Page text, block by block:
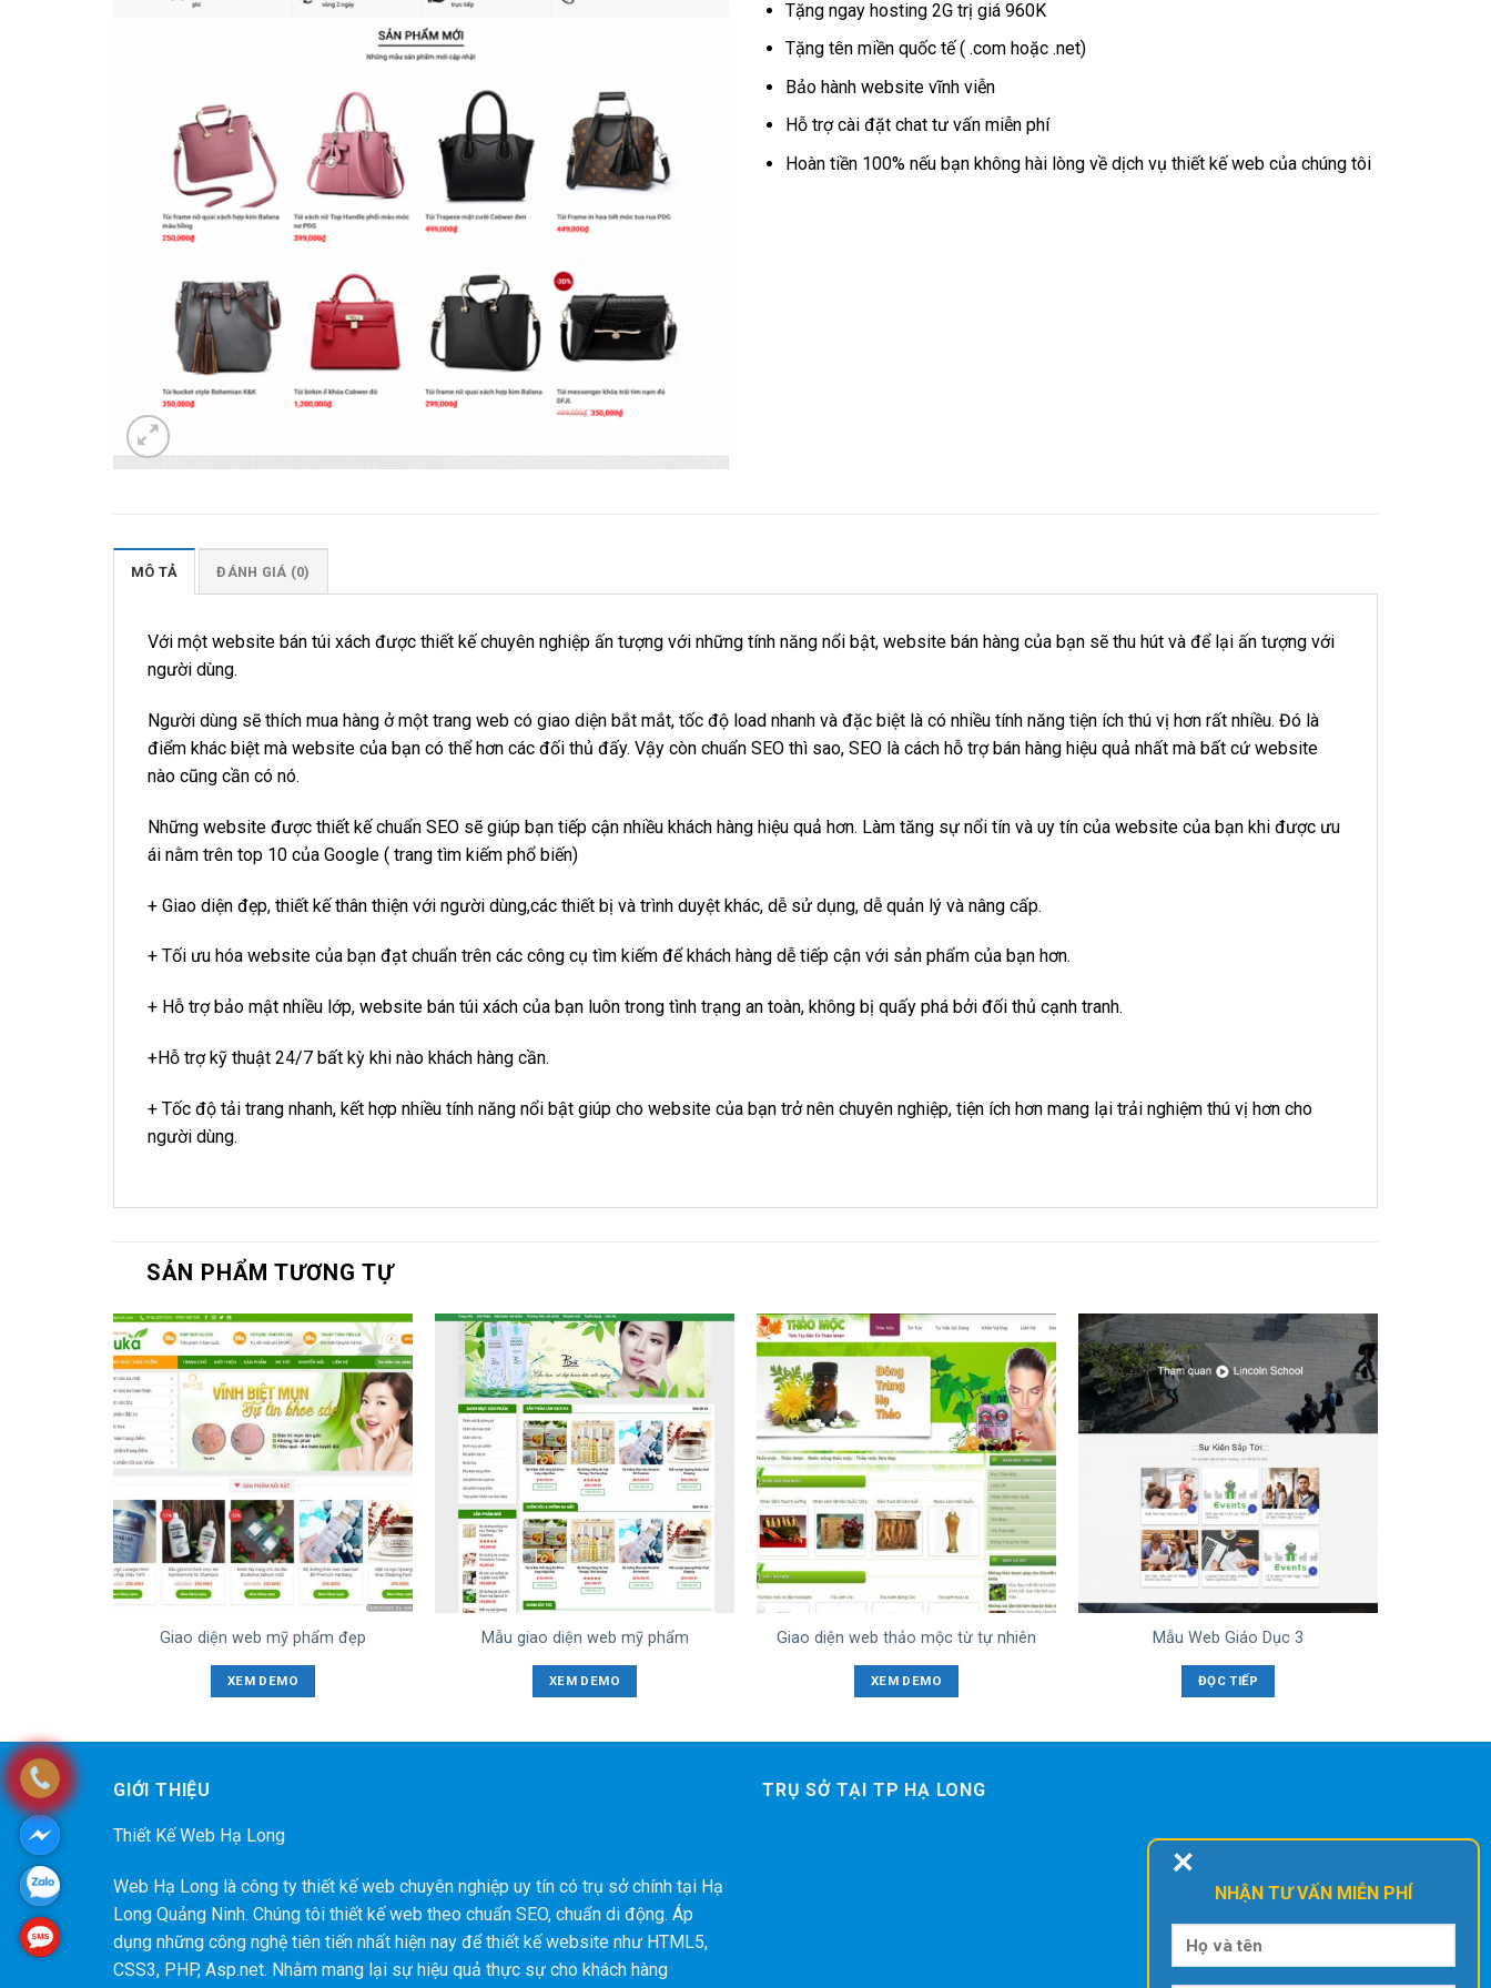
Tặng ngay hosting 2G trị giá 960K
Tặng tên miền quốc tế ( .com hoặc .net)
Bảo hành website vĩnh viễn
Hỗ trợ cài đặt chat tư vấn miễn phí
Hoàn tiền 100% nếu bạn không hài lòng về dịch vụ thiết kế web của chúng tôi
MÔ TẢ ĐÁNH GIÁ (0)
Với một website bán túi xách được thiết kế chuyên nghiệp ấn tượng với những tính năng nổi bật, website bán hàng của bạn sẽ thu hút và để lại ấn tượng với
người dùng.
Người dùng sẽ thích mua hàng ở một trang web có giao diện bắt mắt, tốc độ load nhanh và đặc biệt là có nhiều tính năng tiện ích thú vị hơn rất nhiều. Đó là
điểm khác biệt mà website của bạn có thể hơn các đối thủ đấy. Vậy còn chuẩn SEO thì sao, SEO là cách hỗ trợ bán hàng hiệu quả nhất mà bất cứ website
nào cũng cần có nó.
Những website được thiết kế chuẩn SEO sẽ giúp bạn tiếp cận nhiều khách hàng hiệu quả hơn. Làm tăng sự nổi tín và uy tín của website của bạn khi được ưu
ái nằm trên top 10 của Google ( trang tìm kiếm phổ biến)
+ Giao diện đẹp, thiết kế thân thiện với người dùng,các thiết bị và trình duyệt khác, dễ sử dụng, dễ quản lý và nâng cấp.
+ Tối ưu hóa website của bạn đạt chuẩn trên các công cụ tìm kiếm để khách hàng dễ tiếp cận với sản phẩm của bạn hơn.
+ Hỗ trợ bảo mật nhiều lớp, website bán túi xách của bạn luôn trong tình trạng an toàn, không bị quấy phá bởi đối thủ cạnh tranh.
+Hỗ trợ kỹ thuật 24/7 bất kỳ khi nào khách hàng cần.
+ Tốc độ tải trang nhanh, kết hợp nhiều tính năng nổi bật giúp cho website của bạn trở nên chuyên nghiệp, tiện ích hơn mang lại trải nghiệm thú vị hơn cho
người dùng.
SẢN PHẨM TƯƠNG TỰ
Giao diện web mỹ phẩm đẹp
XEM DEMO
Mẫu giao diện web mỹ phẩm
XEM DEMO
Giao diện web thảo mộc từ tự nhiên
XEM DEMO
Mẫu Web Giáo Dục 3
ĐỌC TIẾP
GIỚI THIỆU
Thiết Kế Web Hạ Long
Web Hạ Long là công ty thiết kế web chuyên nghiệp uy tín có trụ sở chính tại Hạ
Long Quảng Ninh. Chúng tôi thiết kế web theo chuẩn SEO, chuẩn di động. Áp
dụng những công nghệ tiên tiến nhất hiện nay để thiết kế website như HTML5,
CSS3, PHP, Asp.net. Nhằm mang lại sự hiệu quả thực sự cho khách hàng
TRỤ SỞ TẠI TP HẠ LONG
NHẬN TƯ VẤN MIỄN PHÍ
+